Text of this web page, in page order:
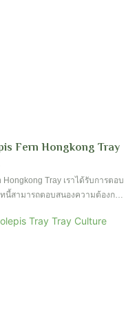
Fern Hongkong Tray
Tray เราได้รับการตอบ
นี้สามารถตอบสนองความต้องการ